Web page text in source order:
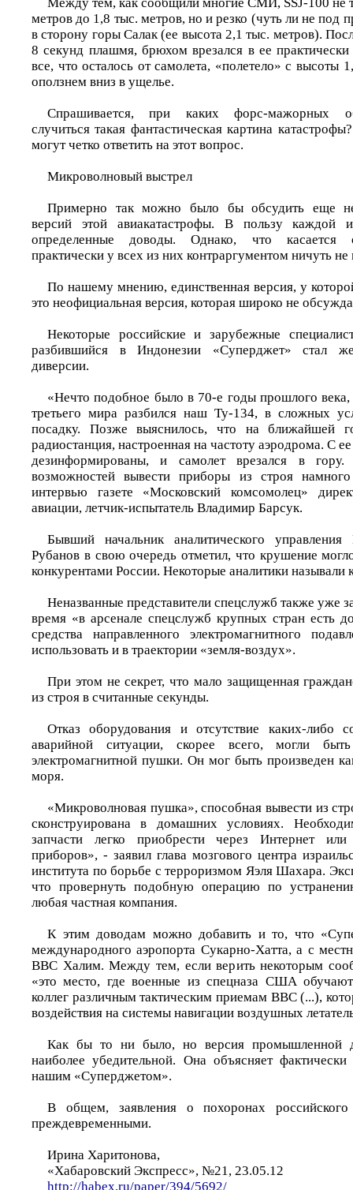
метров до 1,8 тыс. метров, но и резко (чуть ли не под
в сторону горы Салак (ее высота 2,1 тыс. метров).
8 секунд плашмя, брюхом врезался в ее
все, что осталось от самолета, «полетело» с высоты
оползнем вниз в ущелье.
Спрашивается, при каких форс-мажорных
случиться такая фантастическая картина
могут четко ответить на этот вопрос.
Микроволновый выстрел
Примерно так можно было бы обсудить еще
версий этой авиакатастрофы. В пользу каждой
определенные доводы. Однако, что касается
практически у всех из них контраргументом ничуть
По нашему мнению, единственная версия, у
это неофициальная версия, которая широко не
Некоторые российские и зарубежные
разбившийся в Индонезии «Суперджет» стал
диверсии.
«Нечто подобное было в 70-е годы прошлого века,
третьего мира разбился наш Ту-134, в сложных
посадку. Позже выяснилось, что на ближайшей
радиостанция, настроенная на частоту аэродрома. С
дезинформированы, и самолет врезался в гору.
возможностей вывести приборы из строя
интервью газете «Московский комсомолец»
авиации, летчик-испытатель Владимир Барсук.
Бывший начальник аналитического
Рубанов в свою очередь отметил, что крушение
конкурентами России. Некоторые аналитики
Неназванные представители спецслужб также уже
время «в арсенале спецслужб крупных стран есть
средства направленного электромагнитного
использовать и в траектории «земля-воздух».
При этом не секрет, что мало защищенная
из строя в считанные секунды.
Отказ оборудования и отсутствие каких-либо
аварийной ситуации, скорее всего, могли
электромагнитной пушки. Он мог быть произведен
моря.
«Микроволновая пушка», способная вывести из
сконструирована в домашних условиях.
запчасти легко приобрести через Интернет
приборов», - заявил глава мозгового центра
института по борьбе с терроризмом Яэля Шахара.
что провернуть подобную операцию по
любая частная компания.
К этим доводам можно добавить и то, что
международного аэропорта Сукарно-Хатта, а с
ВВС Халим. Между тем, если верить некоторым
«это место, где военные из спецназа США
коллег различным тактическим приемам ВВС (...),
воздействия на системы навигации воздушных
Как бы то ни было, но версия промышленной
наиболее убедительной. Она объясняет
нашим «Суперджетом».
В общем, заявления о похоронах российского
преждевременными.
Ирина Харитонова,
«Хабаровский Экспресс», №21, 23.05.12
http://habex.ru/paper/394/5692/